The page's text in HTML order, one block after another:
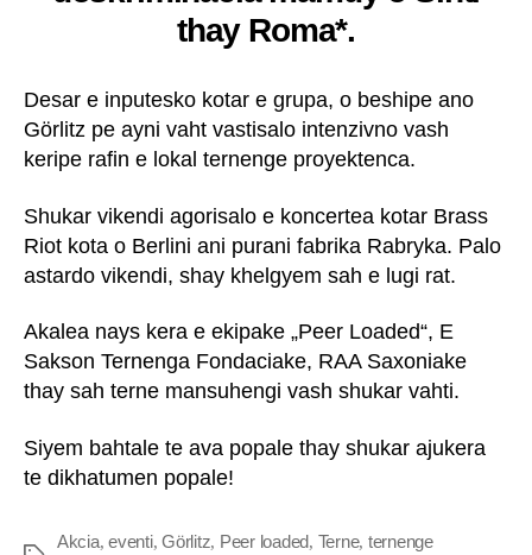
thay Roma*.
Desar e inputesko kotar e grupa, o beshipe ano
Görlitz pe ayni vaht vastisalo intenzivno vash
keripe rafin e lokal ternenge proyektenca.
Shukar vikendi agorisalo e koncertea kotar Brass
Riot kota o Berlini ani purani fabrika Rabryka. Palo
astardo vikendi, shay khelgyem sah e lugi rat.
Akalea nays kera e ekipake „Peer Loaded“, E
Sakson Ternenga Fondaciake, RAA Saxoniake
thay sah terne mansuhengi vash shukar vahti.
Siyem bahtale te ava popale thay shukar ajukera
te dikhatumen popale!
Akcia,eventi,Görlitz, Peer loaded, Terne, ternenge